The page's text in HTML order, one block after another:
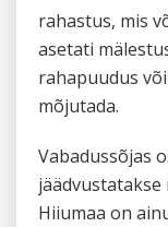
rahastus, mis
asetati
rahapuudus
mõjutada.
Vabadussõjas
Hiiumaa on